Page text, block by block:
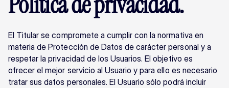
El Titular se compromete a cumplir con la normativa en
materia de Protección de Datos de carácter personal y a
respetar la privacidad de los Usuarios. El objetivo es
ofrecer el mejor servicio al Usuario y para ello es necesario
tratar sus datos personales. El Usuario sólo podrá incluir